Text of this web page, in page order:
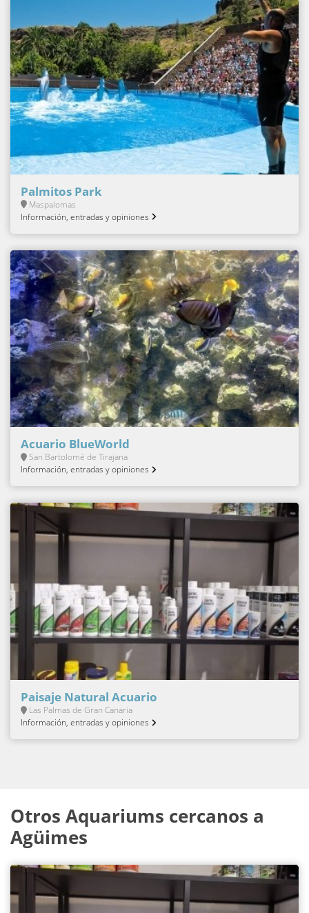
Palmitos Park
Maspalomas
Información, entradas y opiniones
Acuario BlueWorld
San Bartolomé de Tirajana
Información, entradas y opiniones
Paisaje Natural Acuario
Las Palmas de Gran Canaria
Información, entradas y opiniones
Otros Aquariums cercanos a
Agüimes